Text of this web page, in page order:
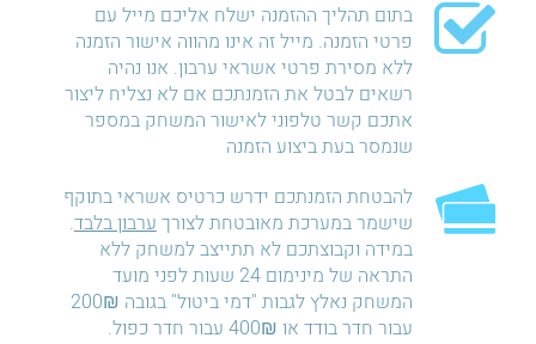
בתום תהליך ההזמנה ישלח אליכם מייל עם
פרטי הזמנה. מייל זה אינו מהווה אישור הזמנה
ללא מסירת פרטי אשראי ערבון. אנו נהיה
רשאים לבטל את הזמנתכם אם לא נצליח ליצור
אתכם קשר טלפוני לאישור המשחק במספר
שנמסר בעת ביצוע הזמנה
להבטחת הזמנתכם ידרש כרטיס אשראי בתוקף
שישמר במערכת מאובטחת לצורךערבון בלבד.
במידה וקבוצתכם לא תתייצב למשחק ללא
התראה של מינימום 24 שעות לפני מועד
המשחק נאלץ לגבות "דמי ביטול" בגובה 200₪
עבור חדר בודד או 400₪ עבור חדר כפול.